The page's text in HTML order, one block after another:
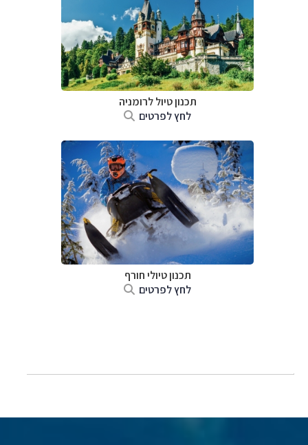
תכנון טיול לרומניה
לחץ לפרטים
תכנון טיולי חורף
לחץ לפרטים